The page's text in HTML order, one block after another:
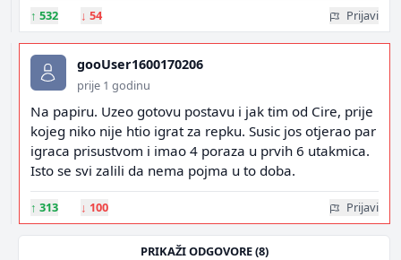
↑ 532 ↓ 54 Prijavi
gooUser1600170206
prije 1 godinu
Na papiru. Uzeo gotovu postavu i jak tim od Cire, prije
kojeg niko nije htio igrat za repku. Susic jos otjerao par
igraca prisustvom i imao 4 poraza u prvih 6 utakmica.
Isto se svi zalili da nema pojma u to doba.
↑ 313 ↓ 100 Prijavi
PRIKAŽI ODGOVORE (8)